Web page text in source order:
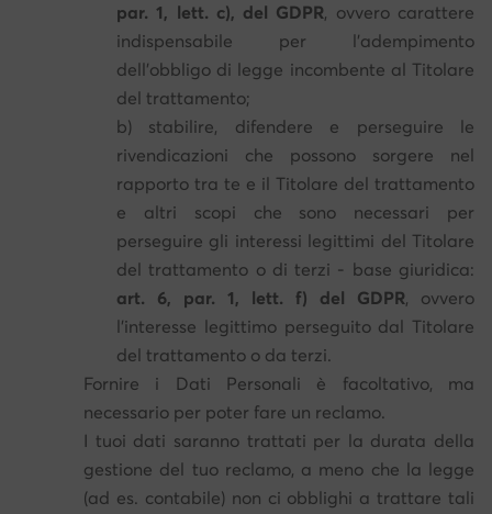
par. 1, lett. c), del GDPR, ovvero carattere
indispensabile per l'adempimento
dell'obbligo di legge incombente al Titolare
del trattamento;
b) stabilire, difendere e perseguire le
rivendicazioni che possono sorgere nel
rapporto tra te e il Titolare del trattamento
e altri scopi che sono necessari per
perseguire gli interessi legittimi del Titolare
del trattamento o di terzi - base giuridica:
art. 6, par. 1, lett. f) del GDPR, ovvero
l'interesse legittimo perseguito dal Titolare
del trattamento o da terzi.
Fornire i Dati Personali è facoltativo, ma
necessario per poter fare un reclamo.
I tuoi dati saranno trattati per la durata della
gestione del tuo reclamo, a meno che la legge
(ad es. contabile) non ci obblighi a trattare tali